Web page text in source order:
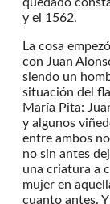
y el 1562.
La cosa
con Juan
siendo un
situación del
María Pita:
y algunos
entre ambos
no sin antes
una criatura a
mujer en
cuanto antes.